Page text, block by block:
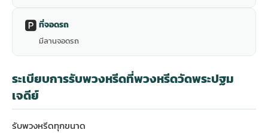
🅿️ ที่จอดรถ
มีลานจอดรถ
ระเบียบการรับพวงหรีดที่พวงหรีดวัดพระปฐม
เจดีย์
รับพวงหรีดทุกขนาด